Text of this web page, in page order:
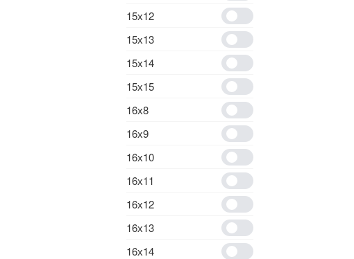
15х12
15х13
15х14
15х15
16х8
16х9
16х10
16х11
16х12
16х13
16х14